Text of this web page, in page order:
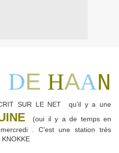
DE HAAN
SUR LE NET qu'il y a une
(oui il y a de temps en
. C'est une station très